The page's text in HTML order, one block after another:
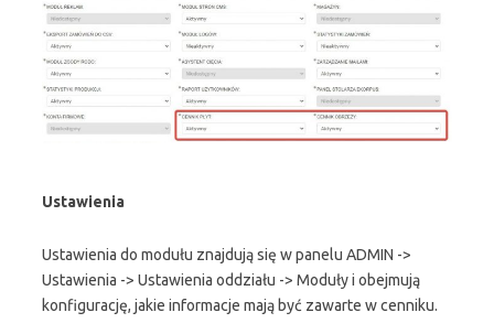
Ustawienia
Ustawienia do modułu znajdują się w panelu ADMIN ->
Ustawienia -> Ustawienia oddziału -> Moduły i obejmują
konfigurację, jakie informacje mają być zawarte w cenniku.